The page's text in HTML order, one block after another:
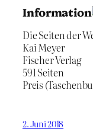
Information
Die Seiten der
Kai Meyer
Fischer Verlag
591 Seiten
Preis
2. Juni 2018